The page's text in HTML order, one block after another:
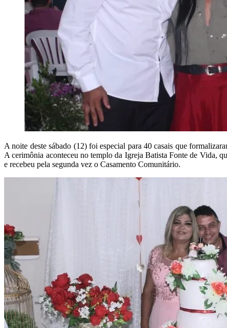
A noite deste sábado (12) foi especial para 40 casais que
A cerimônia aconteceu no templo da Igreja Batista Fonte de Vida,
e recebeu pela segunda vez o Casamento Comunitário.